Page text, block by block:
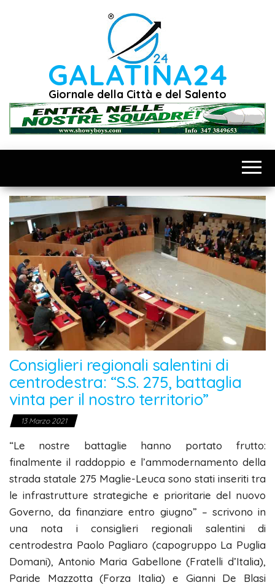
GALATINA24
Giornale della Città e del Salento
Consiglieri regionali salentini di
centrodestra: “S.S. 275, battaglia
vinta per il nostro territorio”
13 Marzo 2021
“Le nostre battaglie hanno portato frutto:
finalmente il raddoppio e l’ammodernamento della
strada statale 275 Maglie-Leuca sono stati inseriti tra
le infrastrutture strategiche e prioritarie del nuovo
Governo, da finanziare entro giugno” – scrivono in
una nota i consiglieri regionali salentini di
centrodestra Paolo Pagliaro (capogruppo La Puglia
Domani), Antonio Maria Gabellone (Fratelli d’Italia),
Paride Mazzotta (Forza Italia) e Gianni De Blasi